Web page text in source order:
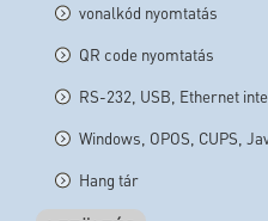
vonalkód nyomtatás
QR code nyomtatás
RS-232, USB, Ethernet
Windows, OPOS, CUPS,
Hang tár